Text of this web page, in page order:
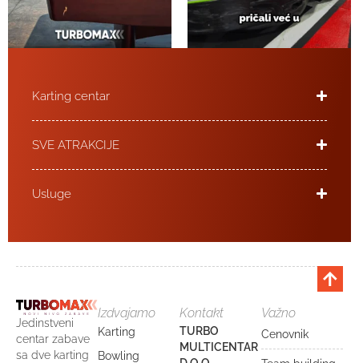
Karting centar
SVE ATRAKCIJE
Usluge
Jedinstveni
centar zabave
sa dve karting
Izdvajamo
Karting
Bowling
Kontakt
TURBO
MULTICENTAR
Važno
Cenovnik